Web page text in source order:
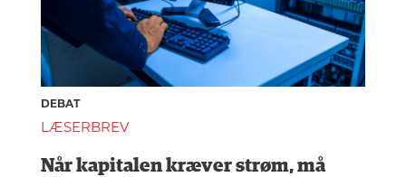
DEBAT
LÆSERBREV
Når kapitalen kræver strøm, må